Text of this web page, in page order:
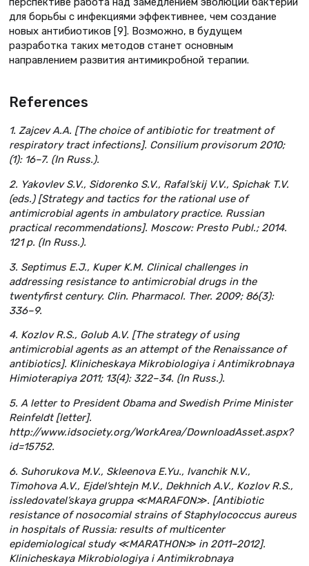
для борьбы с инфекциями эффективнее, чем создание
новых антибиотиков [9]. Возможно, в будущем
разработка таких методов станет основным
направлением развития антимикробной терапии.
References
1. Zajcev A.A. [The choice of antibiotic for treatment of
respiratory tract infections]. Consilium provisorum 2010;
(1): 16–7. (In Russ.).
2. Yakovlev S.V., Sidorenko S.V., Rafal’skij V.V., Spichak T.V.
(eds.) [Strategy and tactics for the rational use of
antimicrobial agents in ambulatory practice. Russian
practical recommendations]. Moscow: Presto Рubl.; 2014.
121 p. (In Russ.).
3. Septimus E.J., Kuper K.M. Clinical challenges in
addressing resistance to antimicrobial drugs in the
twentyfirst century. Clin. Pharmacol. Ther. 2009; 86(3):
336–9.
4. Kozlov R.S., Golub A.V. [The strategy of using
antimicrobial agents as an attempt of the Renaissance of
antibiotics]. Klinicheskaya Mikrobiologiya i Antimikrobnaya
Himioterapiya 2011; 13(4): 322–34. (In Russ.).
5. A letter to President Obama and Swedish Prime Minister
Reinfeldt [letter].
http://www.idsociety.org/WorkArea/DownloadAsset.aspx?
id=15752.
6. Suhorukova M.V., Skleenova E.Yu., Ivanchik N.V.,
Timohova A.V., Ejdel’shtejn M.V., Dekhnich A.V., Kozlov R.S.,
issledovatel’skaya gruppa ≪MARAFON≫. [Antibiotic
resistance of nosocomial strains of Staphylococcus aureus
in hospitals of Russia: results of multicenter
epidemiological study ≪MARATHON≫ in 2011–2012].
Klinicheskaya Mikrobiologiya i Antimikrobnaya